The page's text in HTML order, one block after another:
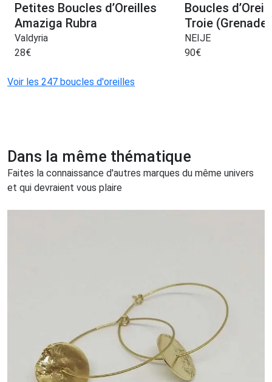
Petites Boucles d’Oreilles
Amaziga Rubra
Valdyria
28€
Boucles
Troie (Grenade)
NEIJE
90€
Voir les 247 boucles d'oreilles
Dans la même thématique
Faites la connaissance d'autres marques du même univers
et qui devraient vous plaire